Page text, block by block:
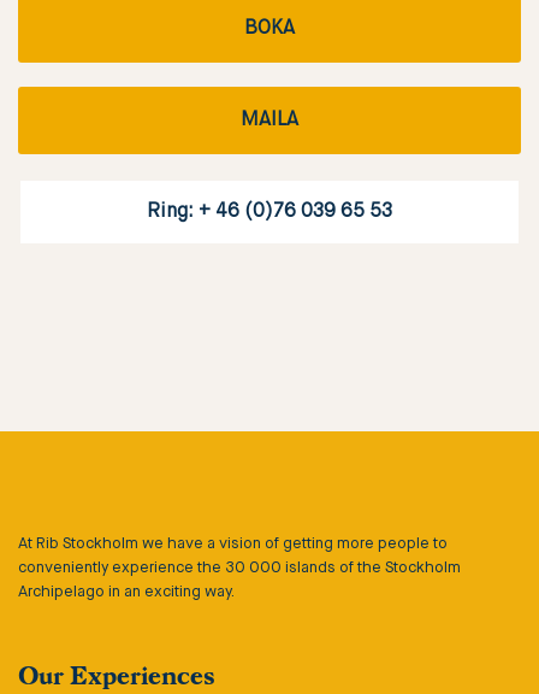
BOKA
MAILA
Ring: + 46 (0)76 039 65 53
At Rib Stockholm we have a vision of getting more people to
conveniently experience the 30 000 islands of the Stockholm
Archipelago in an exciting way.
Our Experiences